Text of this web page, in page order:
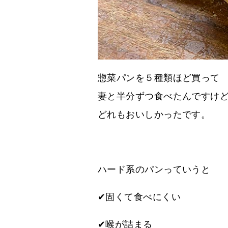
惣菜パンを５種類ほど買って
妻と半分ずつ食べたんですけ
どれもおいしかったです。
ハード系のパンっていうと
✔固くて食べにくい
✔喉が詰まる